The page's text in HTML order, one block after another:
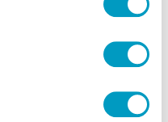
neergezet, waarin
manier samenkomen.